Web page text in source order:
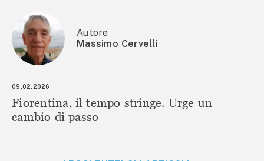
Autore
Massimo Cervelli
09.02.2026
Fiorentina, il tempo stringe. Urge un
cambio di passo